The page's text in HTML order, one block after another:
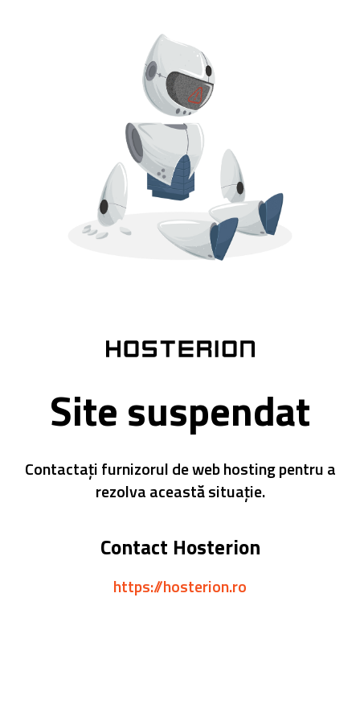
Site suspendat
Contactați furnizorul de web hosting pentru a
rezolva această situație.
Contact Hosterion
https://hosterion.ro